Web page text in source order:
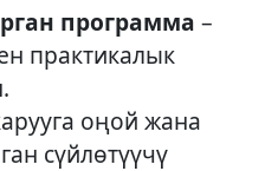
программа –
практикалык
оңой жана
сүйлөтүүчү